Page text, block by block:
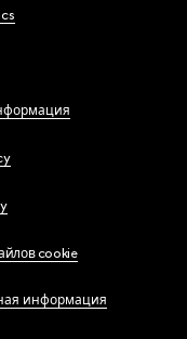
cookie
информация